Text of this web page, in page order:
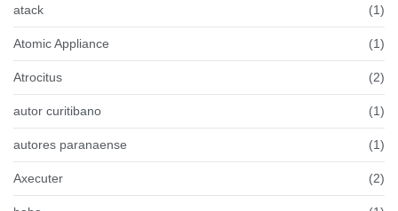
atack (1)
Atomic Appliance (1)
Atrocitus (2)
autor curitibano (1)
autores paranaense (1)
Axecuter (2)